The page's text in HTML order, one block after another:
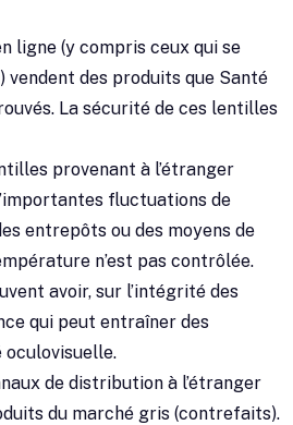
ligne (y compris ceux qui se
vendent des produits que Santé
La sécurité de ces lentilles
provenant à l’étranger
fluctuations de
entrepôts ou des moyens de
n’est pas contrôlée.
avoir, sur l’intégrité des
qui peut entraîner des
oculovisuelle.
de distribution à l’étranger
du marché gris (contrefaits).